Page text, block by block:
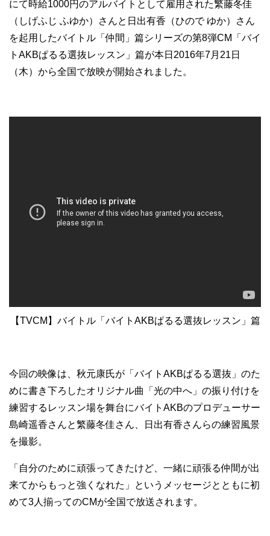
にて時給1000円のアルバイトとして雇用された繁藤冬佳
（しげふじ ふゆか）さんと日出有香（ひので ゆか）さん
を起用したバイトル「仲間」篇シリーズの第8弾CM「バイ
トAKBぱるる選抜レッスン」篇が本日2016年7月21日
（木）から全国で放映が開始されました。
【TVCM】バイトル「バイトAKBぱるる選抜レッスン」篇
今回の映像は、秋元康氏が「バイトAKBぱるる選抜」のた
めに書き下ろしたオリジナル曲「光の中へ」の振り付けを
練習するレッスン場を舞台にバイトAKBのプロデューサー
島崎遥香さんと繁藤冬佳さん、日出有香さんらの練習風景
を撮影。
「自分のために頑張ってきたけど、一緒に頑張る仲間が出
来てからもっと強くなれた」というメッセージとともに初
めて3人揃ってのCMが全国で放送されます。